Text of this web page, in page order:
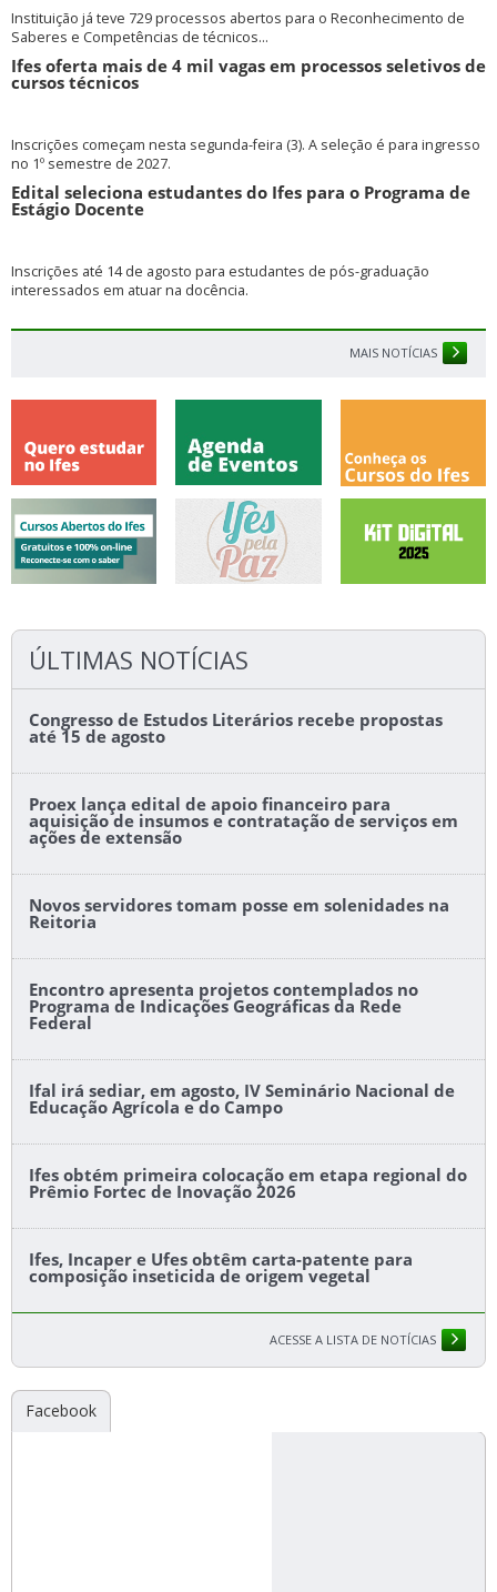
Instituição já teve 729 processos abertos para o Reconhecimento de
Saberes e Competências de técnicos...
Ifes oferta mais de 4 mil vagas em processos seletivos de
cursos técnicos
Inscrições começam nesta segunda-feira (3). A seleção é para ingresso
no 1º semestre de 2027.
Edital seleciona estudantes do Ifes para o Programa de
Estágio Docente
Inscrições até 14 de agosto para estudantes de pós-graduação
interessados em atuar na docência.
MAIS NOTÍCIAS
ÚLTIMAS NOTÍCIAS
Congresso de Estudos Literários recebe propostas
até 15 de agosto
Proex lança edital de apoio financeiro para
aquisição de insumos e contratação de serviços em
ações de extensão
Novos servidores tomam posse em solenidades na
Reitoria
Encontro apresenta projetos contemplados no
Programa de Indicações Geográficas da Rede
Federal
Ifal irá sediar, em agosto, IV Seminário Nacional de
Educação Agrícola e do Campo
Ifes obtém primeira colocação em etapa regional do
Prêmio Fortec de Inovação 2026
Ifes, Incaper e Ufes obtêm carta-patente para
composição inseticida de origem vegetal
ACESSE A LISTA DE NOTÍCIAS
Facebook